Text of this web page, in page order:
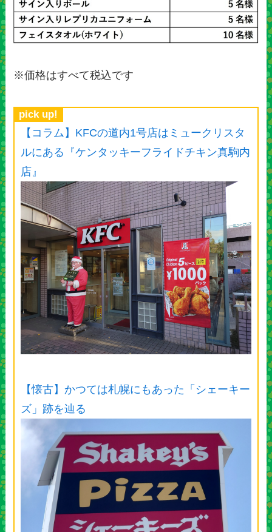
※価格はすべて税込です
pick up!
【コラム】KFCの道内1号店はミュークリスタ
ルにある『ケンタッキーフライドチキン真駒内
店』
【懐古】かつては札幌にもあった「シェーキー
ズ」跡を辿る